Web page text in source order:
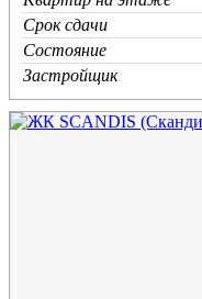
Срок сдачи
Состояние
Застройщик